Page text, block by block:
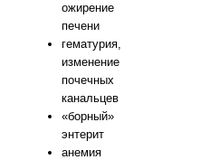
ожирение
печени
гематурия,
изменение
почечных
канальцев
«борный»
энтерит
анемия